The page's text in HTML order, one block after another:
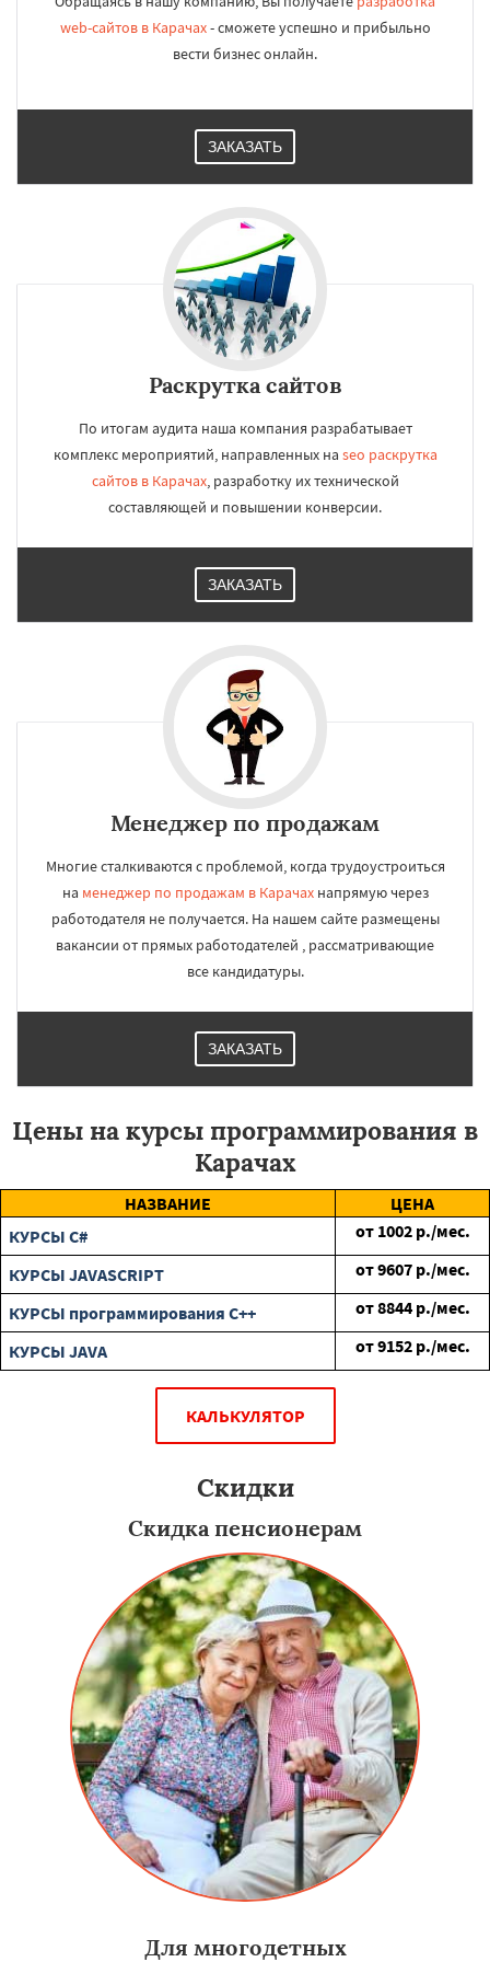
web-сайтов в Карачах- сможете успешно и прибыльно
вести бизнес онлайн.
ЗАКАЗАТЬ
Раскрутка сайтов
По итогам аудита наша компания разрабатывает
комплекс мероприятий, направленных на seo раскрутка
сайтов в Карачах, разработку их технической
составляющей и повышении конверсии.
ЗАКАЗАТЬ
Менеджер по продажам
Многие сталкиваются с проблемой, когда трудоустроиться
на менеджер по продажам в Карачахнапрямую через
работодателя не получается. На нашем сайте размещены
вакансии от прямых работодателей , рассматривающие
все кандидатуры.
ЗАКАЗАТЬ
Цены на курсы программирования в
Карачах
НАЗВАНИЕ
ЦЕНА
КУРСЫ C#
от 1002 р./мес.
КУРСЫ JAVASCRIPT
от9607 р./мес.
КУРСЫ программирования C++
от8844 р./мес.
КУРСЫ JAVA
от9152 р./мес.
КАЛЬКУЛЯТОР
Скидки
Скидка пенсионерам
Для многодетных